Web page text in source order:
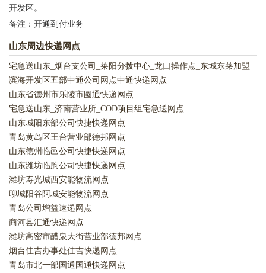
开发区。
备注：开通到付业务
山东周边快递网点
宅急送山东_烟台支公司_莱阳分拨中心_龙口操作点_东城东莱加盟
商宅急送网点
滨海开发区五部中通公司网点中通快递网点
山东省德州市乐陵市圆通快递网点
宅急送山东_济南营业所_COD项目组宅急送网点
山东城阳东部公司快捷快递网点
青岛黄岛区王台营业部德邦网点
山东德州临邑公司快捷快递网点
山东潍坊临朐公司快捷快递网点
潍坊寿光城西安能物流网点
聊城阳谷阿城安能物流网点
青岛公司增益速递网点
商河县汇通快递网点
潍坊高密市醴泉大街营业部德邦网点
烟台佳吉办事处佳吉快递网点
青岛市北一部国通国通快递网点